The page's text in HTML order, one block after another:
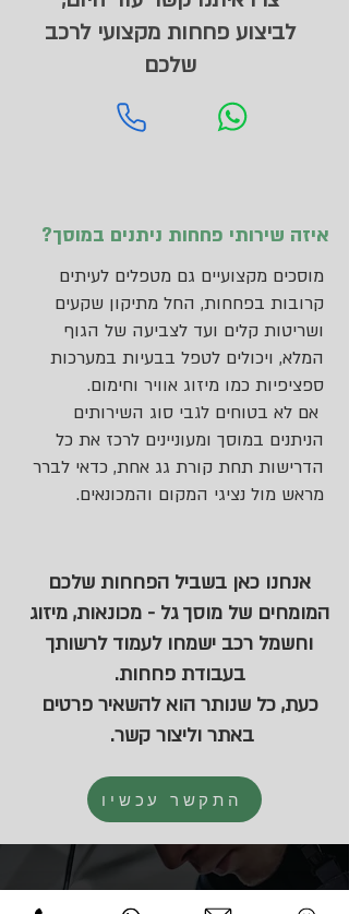
לביצוע פחחות מקצועי לרכב
שלכם
איזה שירותי פחחות ניתנים במוסך?
מוסכים מקצועיים גם מטפלים לעיתים
קרובות בפחחות, החל מתיקון שקעים
ושריטות קלים ועד לצביעה של הגוף
המלא, ויכולים לטפל בבעיות במערכות
ספציפיות כמו מיזוג אוויר וחימום.
אם לא בטוחים לגבי סוג השירותים
הניתנים במוסך ומעוניינים לרכז את כל
הדרישות תחת קורת גג אחת, כדאי לברר
מראש מול נציגי המקום והמכונאים.
אנחנו כאן בשביל הפחחות שלכם
המומחים של מוסך גל - מכונאות, מיזוג
וחשמל רכב ישמחו לעמוד לרשותך
בעבודת פחחות.
כעת, כל שנותר הוא להשאיר פרטים
באתר וליצור קשר.
התקשר עכשיו